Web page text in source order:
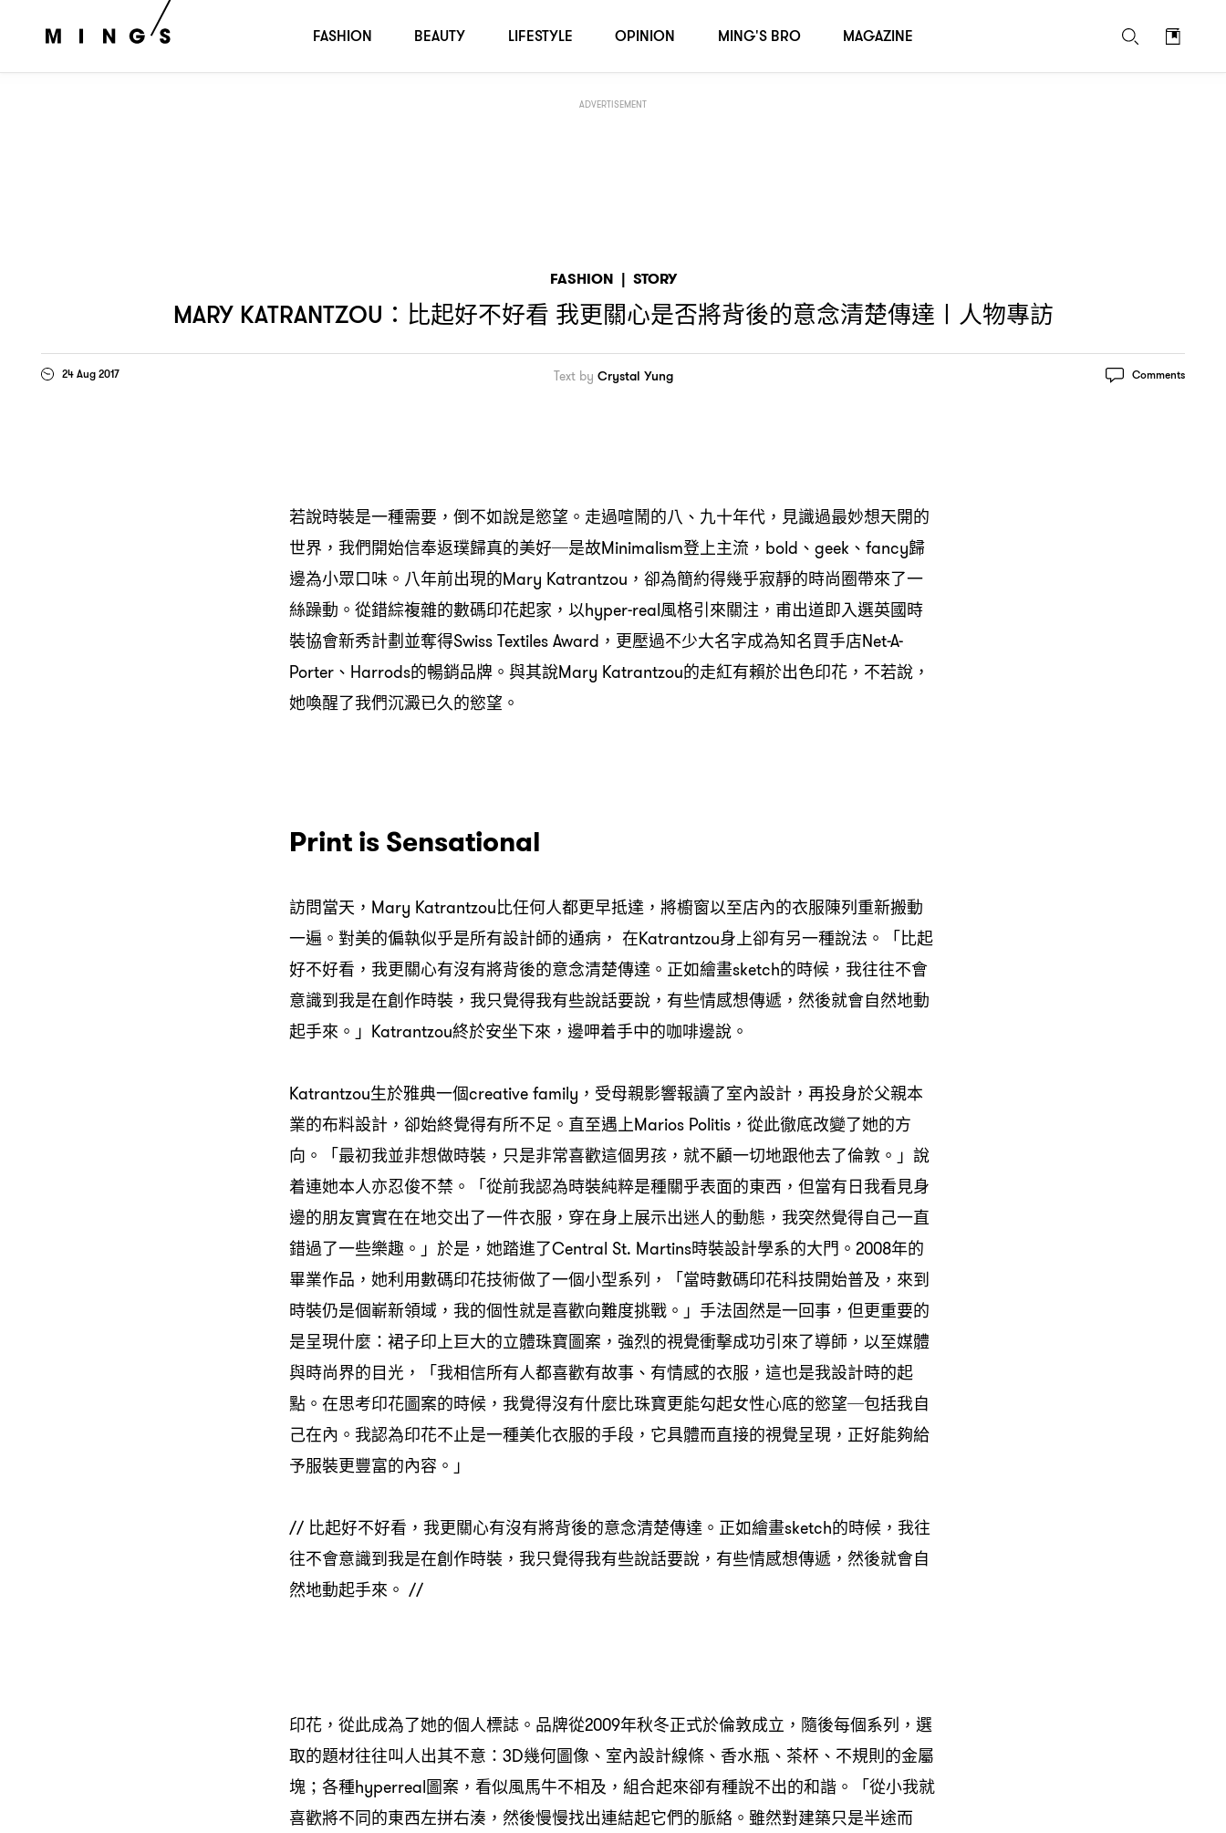
ADVERTISEMENT
FASHION | STORY
MARY KATRANTZOU： 比起好不好看 我更關心是否將背後的意念清楚傳達〡人物專訪
24 Aug 2017 Text by Crystal Yung Comments
若說時裝是一種需要，倒不如說是慾望。走過喧鬧的八、九十年代，見識過最妙想天開的
世界，我們開始信奉返璞歸真的美好─是故Minimalism登上主流，bold、geek、fancy歸
邊為小眾口味。八年前出現的Mary Katrantzou，卻為簡約得幾乎寂靜的時尚圈帶來了一
絲躁動。從錯綜複雜的數碼印花起家，以hyper-real風格引來關注，甫出道即入選英國時
裝協會新秀計劃並奪得Swiss Textiles Award，更壓過不少大名字成為知名買手店Net-A-
Porter、Harrods的暢銷品牌。與其說Mary Katrantzou的走紅有賴於出色印花，不若說，
她喚醒了我們沉澱已久的慾望。
Print is Sensational
訪問當天，Mary Katrantzou比任何人都更早抵達，將櫥窗以至店內的衣服陳列重新搬動
一遍。對美的偏執似乎是所有設計師的通病， 在Katrantzou身上卻有另一種說法。「比起
好不好看，我更關心有沒有將背後的意念清楚傳達。正如繪畫sketch的時候，我往往不會
意識到我是在創作時裝，我只覺得我有些說話要說，有些情感想傳遞，然後就會自然地動
起手來。」Katrantzou終於安坐下來，邊呷着手中的咖啡邊說。
Katrantzou生於雅典一個creative family，受母親影響報讀了室內設計，再投身於父親本
業的布料設計，卻始終覺得有所不足。直至遇上Marios Politis，從此徹底改變了她的方
向。「最初我並非想做時裝，只是非常喜歡這個男孩，就不顧一切地跟他去了倫敦。」說
着連她本人亦忍俊不禁。「從前我認為時裝純粹是種關乎表面的東西，但當有日我看見身
邊的朋友實實在在地交出了一件衣服，穿在身上展示出迷人的動態，我突然覺得自己一直
錯過了一些樂趣。」於是，她踏進了Central St. Martins時裝設計學系的大門。2008年的
畢業作品，她利用數碼印花技術做了一個小型系列，「當時數碼印花科技開始普及，來到
時裝仍是個嶄新領域，我的個性就是喜歡向難度挑戰。」手法固然是一回事，但更重要的
是呈現什麼：裙子印上巨大的立體珠寶圖案，強烈的視覺衝擊成功引來了導師，以至媒體
與時尚界的目光，「我相信所有人都喜歡有故事、有情感的衣服，這也是我設計時的起
點。在思考印花圖案的時候，我覺得沒有什麼比珠寶更能勾起女性心底的慾望─包括我自
己在內。我認為印花不止是一種美化衣服的手段，它具體而直接的視覺呈現，正好能夠給
予服裝更豐富的內容。」
// 比起好不好看，我更關心有沒有將背後的意念清楚傳達。正如繪畫sketch的時候，我往
往不會意識到我是在創作時裝，我只覺得我有些說話要說，有些情感想傳遞，然後就會自
然地動起手來。 //
印花，從此成為了她的個人標誌。品牌從2009年秋冬正式於倫敦成立，隨後每個系列，選
取的題材往往叫人出其不意：3D幾何圖像、室內設計線條、香水瓶、茶杯、不規則的金屬
塊；各種hyperreal圖案，看似風馬牛不相及，組合起來卻有種說不出的和諧。「從小我就
喜歡將不同的東西左拼右湊，然後慢慢找出連結起它們的脈絡。雖然對建築只是半途而
FASHION BEAUTY LIFESTYLE OPINION MING'S BRO MAGAZINE
Mary Katrantzou：